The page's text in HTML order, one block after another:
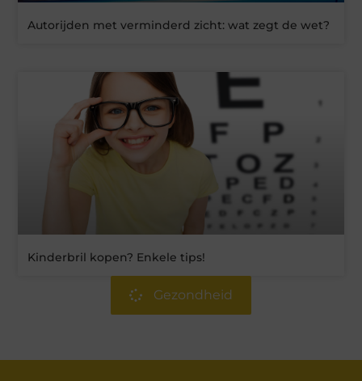
Autorijden met verminderd zicht: wat zegt de wet?
Kinderbril kopen? Enkele tips!
Gezondheid